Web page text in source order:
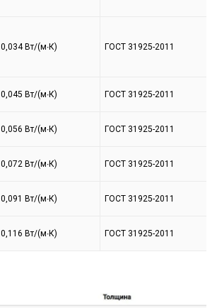
0,034 Вт/(м∙К) ГОСТ 31925-2011
0,045 Вт/(м∙К) ГОСТ 31925-2011
0,056 Вт/(м∙К) ГОСТ 31925-2011
0,072 Вт/(м∙К) ГОСТ 31925-2011
0,091 Вт/(м∙К) ГОСТ 31925-2011
0,116 Вт/(м∙К) ГОСТ 31925-2011